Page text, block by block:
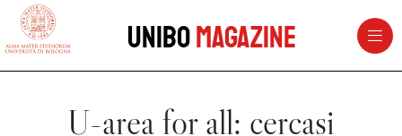
vai al contenuto della pagina
UniboMagazine
U-area for all: cercasi